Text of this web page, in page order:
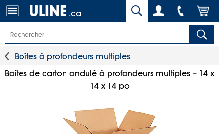
.ca
Boîtes à profondeurs multiples
Boîtes de carton ondulé à profondeurs multiples – 14 x
14 x 14 po